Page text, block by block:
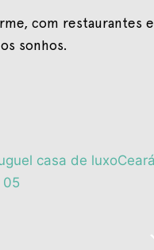
com restaurantes e
sonhos.